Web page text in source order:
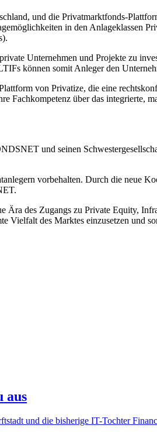
und die Privatmarktfonds-
in den Anlageklassen
Unternehmen und Projekte zu
können somit Anleger den
von Privatize, die eine
über das integrierte,
und seinen
vorbehalten. Durch die neue
Ära des Zugangs zu Private Equity,
Vielfalt des Marktes einzusetzen und
aus
und die bisherige IT-Tochter